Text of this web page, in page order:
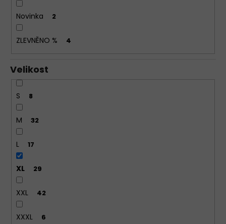
Novinka 2
ZLEVNĚNO % 4
Velikost
S 8
M 32
L 17
XL 29
XXL 42
XXXL 6
TRENÝRKY
CORNETTE
CLASSIC
001/197